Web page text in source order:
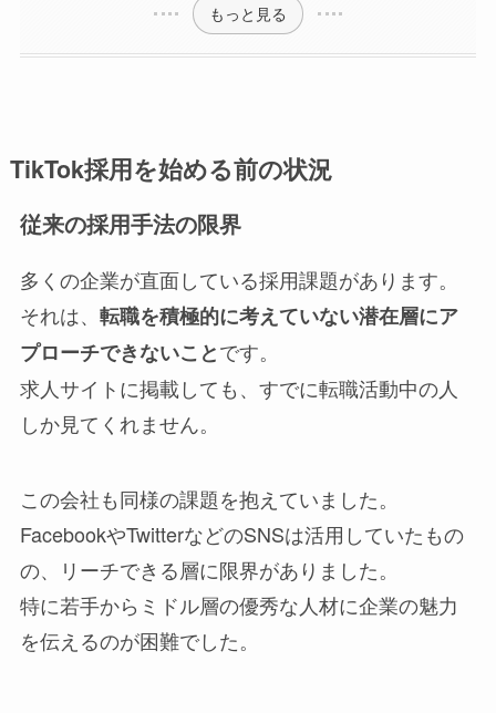
もっと見る
TikTok採用を始める前の状況
従来の採用手法の限界
多くの企業が直面している採用課題があります。
それは、 転職を積極的に考えていない潜在層にア
プローチできないことです。
求人サイトに掲載しても、すでに転職活動中の人
しか見てくれません。
この会社も同様の課題を抱えていました。
FacebookやTwitterなどのSNSは活用していたもの
の、リーチできる層に限界がありました。
特に若手からミドル層の優秀な人材に企業の魅力
を伝えるのが困難でした。